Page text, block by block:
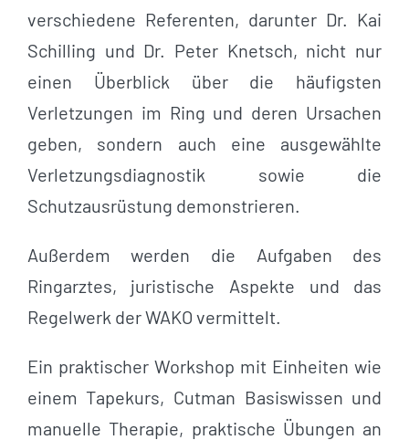
verschiedene Referenten, darunter Dr. Kai
Schilling und Dr. Peter Knetsch, nicht nur
einen Überblick über die häufigsten
Verletzungen im Ring und deren Ursachen
geben, sondern auch eine ausgewählte
Verletzungsdiagnostik sowie die
Schutzausrüstung demonstrieren.
Außerdem werden die Aufgaben des
Ringarztes, juristische Aspekte und das
Regelwerk der WAKO vermittelt.
Ein praktischer Workshop mit Einheiten wie
einem Tapekurs, Cutman Basiswissen und
manuelle Therapie, praktische Übungen an